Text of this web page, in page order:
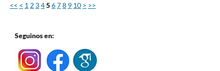
<< < 1 2 345678 9 10 > >>
Seguinos en: